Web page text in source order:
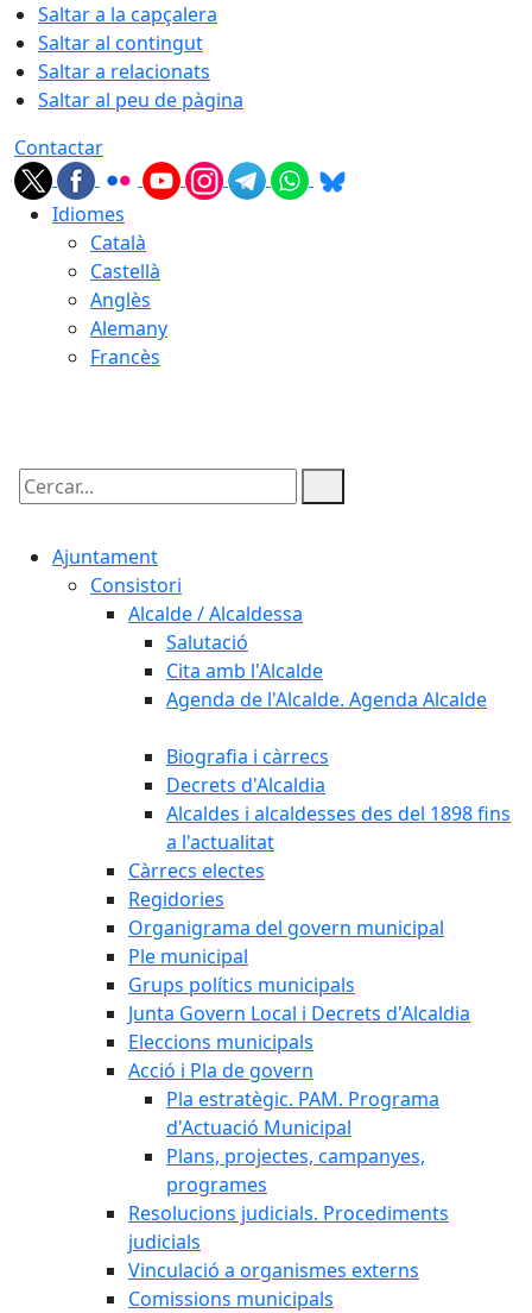
Saltar a la capçalera
Saltar al contingut
Saltar a relacionats
Saltar al peu de pàgina
Contactar
Idiomes
Català
Castellà
Anglès
Alemany
Francès
Cercar:
Ajuntament
Consistori
Alcalde / Alcaldessa
Salutació
Cita amb l'Alcalde
Agenda de l'Alcalde. Agenda Alcalde
Biografia i càrrecs
Decrets d'Alcaldia
Alcaldes i alcaldesses des del 1898 fins
a l'actualitat
Càrrecs electes
Regidories
Organigrama del govern municipal
Ple municipal
Grups polítics municipals
Junta Govern Local i Decrets d'Alcaldia
Eleccions municipals
Acció i Pla de govern
Pla estratègic. PAM. Programa
d'Actuació Municipal
Plans, projectes, campanyes,
programes
Resolucions judicials. Procediments
judicials
Vinculació a organismes externs
Comissions municipals